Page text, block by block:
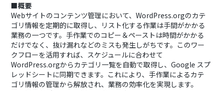
■概要
Webサイトのコンテンツ管理において、WordPress.orgのカテ
ゴリ情報を定期的に取得し、リスト化する作業は手間がかかる
業務の一つです。手作業でのコピー＆ペーストは時間がかかる
だけでなく、抜け漏れなどのミスも発生しがちです。このワー
クフローを活用すれば、スケジュールに合わせて
WordPress.orgからカテゴリ一覧を自動で取得し、Google スプ
レッドシートに同期できます。これにより、手作業によるカテ
ゴリ情報の管理から解放され、業務の効率化を実現します。